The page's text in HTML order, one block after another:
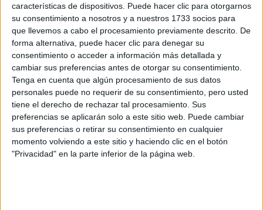
características de dispositivos. Puede hacer clic para otorgarnos
su consentimiento a nosotros y a nuestros 1733 socios para
que llevemos a cabo el procesamiento previamente descrito. De
forma alternativa, puede hacer clic para denegar su
consentimiento o acceder a información más detallada y
cambiar sus preferencias antes de otorgar su consentimiento.
Tenga en cuenta que algún procesamiento de sus datos
personales puede no requerir de su consentimiento, pero usted
tiene el derecho de rechazar tal procesamiento. Sus
preferencias se aplicarán solo a este sitio web. Puede cambiar
sus preferencias o retirar su consentimiento en cualquier
momento volviendo a este sitio y haciendo clic en el botón
"Privacidad" en la parte inferior de la página web.